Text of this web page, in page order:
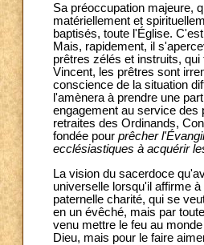
Sa préoccupation majeure,
matériellement et
baptisés, toute l'Église.
Mais, rapidement, il
prêtres zélés et instruits,
Vincent, les prêtres sont
conscience de la situation
l'amènera à prendre une
engagement au service des
retraites des Ordinands,
fondée pour prêcher
ecclésiastiques à acquérir
La vision du sacerdoce
universelle lorsqu'il affirme
paternelle charité, qui se
en un évêché, mais par
venu mettre le feu au
Dieu, mais pour le faire